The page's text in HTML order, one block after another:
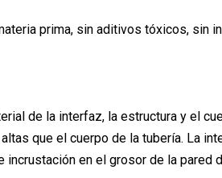
prima, sin aditivos tóxicos, sin
de la interfaz, la estructura y el
que el cuerpo de la tubería. La
en el grosor de la pared